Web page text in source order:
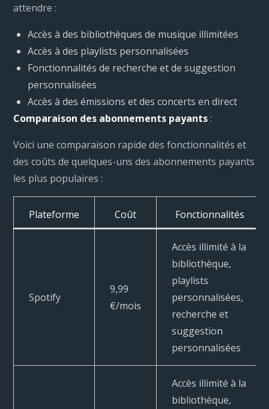
attendre :
Accès à des bibliothèques de musique illimitées
Accès à des playlists personnalisées
Fonctionnalités de recherche et de suggestion
personnalisées
Accès à des émissions et des concerts en direct
Comparaison des abonnements payants:
Voici une comparaison rapide des fonctionnalités et
des coûts de quelques-uns des abonnements payants
les plus populaires :
Plateforme Coût Fonctionnalités
Spotify
9,99
€/mois
Accès illimité à la
bibliothèque,
playlists
personnalisées,
recherche et
suggestion
personnalisées
Accès illimité à la
bibliothèque,